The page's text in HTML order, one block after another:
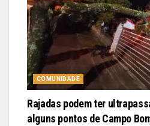
COMUNIDADE
Rajadas podem ter
alguns pontos de Campo